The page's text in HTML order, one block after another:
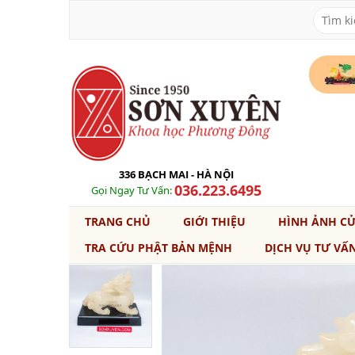
336 BẠCH MAI - HÀ NỘI
Gọi Ngay Tư Vấn:036.223.6495
TRANG CHỦ GIỚI THIỆU
HÌNH ẢNH
TRA CỨU PHẬT BẢN MỆNH
DỊCH VỤ TƯ